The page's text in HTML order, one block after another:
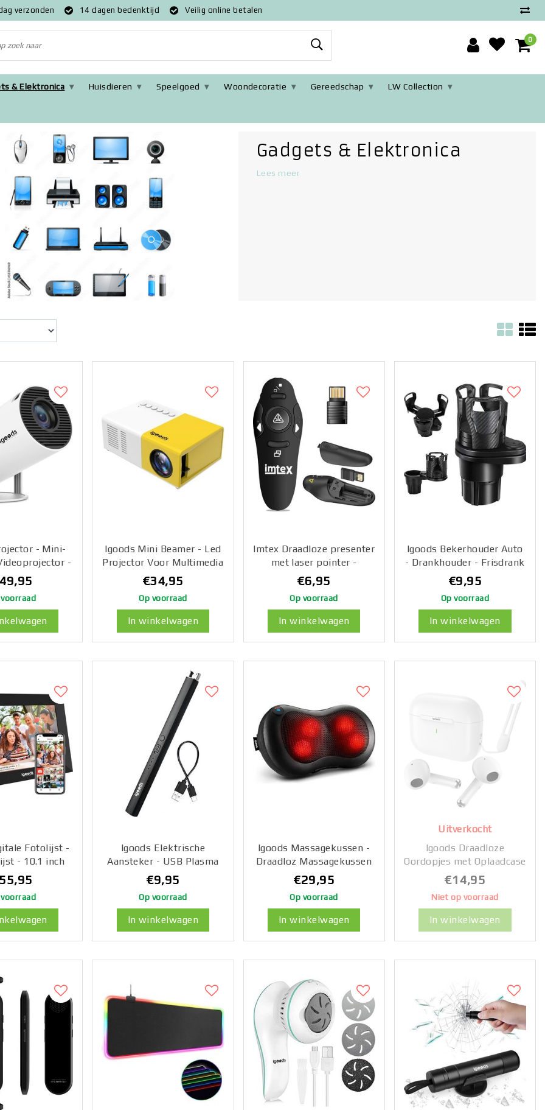
verzonden 14 dagen bedenktijd Veilig online betalen
0
& Elektronica Huisdieren Speelgoed Woondecoratie Gereedschap LW Collection
Gadgets & Elektronica
Lees meer
- Mini-
-
Projector - HD -
180° draaibaar
-
5.0 -
voorraad
Igoods Mini Beamer - Led
Projector Voor Multimedia
- Draagbare Filmprojector
- Home Cinema -
Ondersteuning Voor
AV/USB/HDMI/TF-Ingang
Voor Home Entertainment
€34,95
Op voorraad
In winkelwagen
Imtex Draadloze presenter
met laser pointer -
Presentatie klikker - 2.4
GHz - 15m - MacOS,
Windows, Android - Zwart
€6,95
Op voorraad
In winkelwagen
Igoods Bekerhouder Auto
- Drankhouder - Frisdrank
houder
€9,95
Op voorraad
In winkelwagen
Fotolijst -
- 10.1 inch
- IPS
- Frameo
- Zwart
voorraad
Igoods Elektrische
Aansteker - USB Plasma
Aansteker - Duurzaam -
Oplaadbaar -
Windbestendig - Zwart
€9,95
Op voorraad
In winkelwagen
Igoods Massagekussen -
Draadloz Massagekussen
- Shiatsu Massagekussen
- Elektrische Massage
Apparaat - Nek en
Schouder Massage -
Warmte Functie - Zwart
€29,95
Op voorraad
In winkelwagen
Uitverkocht
Igoods Draadloze
Oordopjes met Oplaadcase
- Bluetooth Oordopjes -
IPX7 Waterdicht -
Universeel - TWS - Wit
€14,95
Niet op voorraad
In winkelwagen